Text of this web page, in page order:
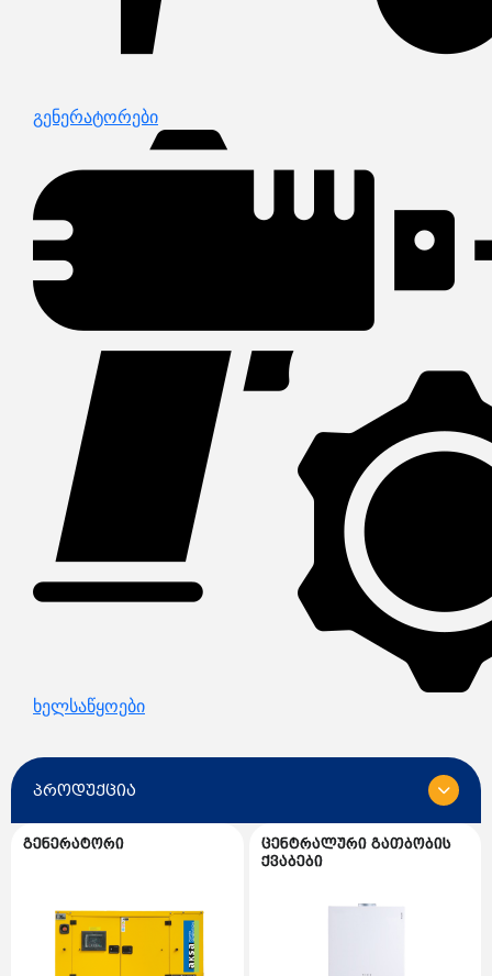
გენერატორები
ხელსაწყოები
პროდუქცია
ყველა
გენერატორის სათადარიგო ნაწილები
ცენტრალური გათბობის ქვაბები
გენერატორი
ცენტრალური გათბობის
ქვაბები